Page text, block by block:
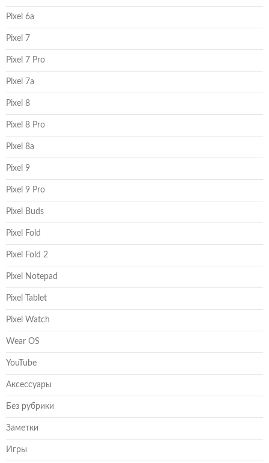
Pixel 6a
Pixel 7
Pixel 7 Pro
Pixel 7a
Pixel 8
Pixel 8 Pro
Pixel 8a
Pixel 9
Pixel 9 Pro
Pixel Buds
Pixel Fold
Pixel Fold 2
Pixel Notepad
Pixel Tablet
Pixel Watch
Wear OS
YouTube
Аксессуары
Без рубрики
Заметки
Игры